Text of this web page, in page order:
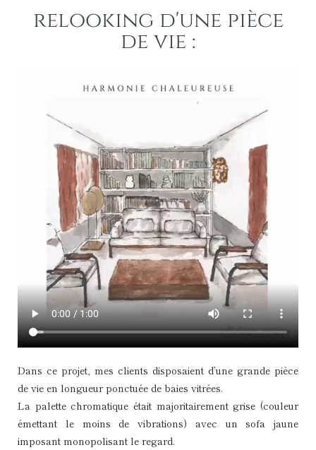
relooking d'une pièce
de vie :
Dans ce projet, mes clients disposaient d’une grande pièce
de vie en longueur ponctuée de baies vitrées.
La palette chromatique était majoritairement grise (couleur
émettant le moins de vibrations) avec un sofa jaune
imposant monopolisant le regard.